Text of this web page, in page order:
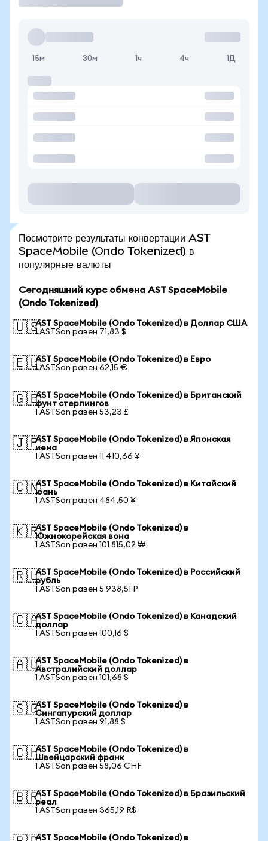
15м 30м 1ч 4ч 1Д
Посмотрите результаты конвертации AST
SpaceMobile (Ondo Tokenized) в
популярные валюты
Сегодняшний курс обмена AST SpaceMobile
(Ondo Tokenized)
🇺🇸AST SpaceMobile (Ondo Tokenized) в Доллар США
1 ASTSon равен 71,83 $
🇪🇺AST SpaceMobile (Ondo Tokenized) в Евро
1 ASTSon равен 62,15 €
🇬🇧AST SpaceMobile (Ondo Tokenized) в Британский
фунт стерлингов
1 ASTSon равен 53,23 £
🇯🇵AST SpaceMobile (Ondo Tokenized) в Японская
иена
1 ASTSon равен 11 410,66 ¥
🇨🇳AST SpaceMobile (Ondo Tokenized) в Китайский
юань
1 ASTSon равен 484,50 ¥
🇰🇷AST SpaceMobile (Ondo Tokenized) в
Южнокорейская вона
1 ASTSon равен 101 815,02 ₩
🇷🇺AST SpaceMobile (Ondo Tokenized) в Российский
рубль
1 ASTSon равен 5 938,51 ₽
🇨🇦AST SpaceMobile (Ondo Tokenized) в Канадский
доллар
1 ASTSon равен 100,16 $
🇦🇺AST SpaceMobile (Ondo Tokenized) в
Австралийский доллар
1 ASTSon равен 101,68 $
🇸🇬AST SpaceMobile (Ondo Tokenized) в
Сингапурский доллар
1 ASTSon равен 91,88 $
🇨🇭AST SpaceMobile (Ondo Tokenized) в
Швейцарский франк
1 ASTSon равен 58,06 CHF
🇧🇷AST SpaceMobile (Ondo Tokenized) в Бразильский
реал
1 ASTSon равен 365,19 R$
AST SpaceMobile (Ondo Tokenized) в